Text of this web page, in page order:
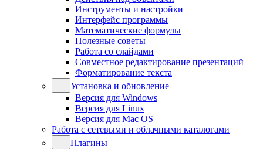
Инструменты и настройки
Интерфейс программы
Математические формулы
Полезные советы
Работа со слайдами
Совместное редактирование презентаций
Форматирование текста
Установка и обновление
Версия для Windows
Версия для Linux
Версия для Mac OS
Работа с сетевыми и облачными каталогами
Плагины